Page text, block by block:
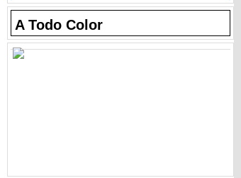
A Todo Color